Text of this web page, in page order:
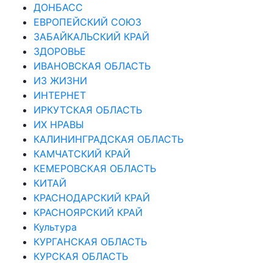
ДОНБАСС
ЕВРОПЕЙСКИЙ СОЮЗ
ЗАБАЙКАЛЬСКИЙ КРАЙ
ЗДОРОВЬЕ
ИВАНОВСКАЯ ОБЛАСТЬ
ИЗ ЖИЗНИ
ИНТЕРНЕТ
ИРКУТСКАЯ ОБЛАСТЬ
ИХ НРАВЫ
КАЛИНИНГРАДCКАЯ ОБЛАСТЬ
КАМЧАТСКИЙ КРАЙ
КЕМЕРОВСКАЯ ОБЛАСТЬ
КИТАЙ
КРАСНОДАРСКИЙ КРАЙ
КРАСНОЯРСКИЙ КРАЙ
Культура
КУРГАНСКАЯ ОБЛАСТЬ
КУРСКАЯ ОБЛАСТЬ